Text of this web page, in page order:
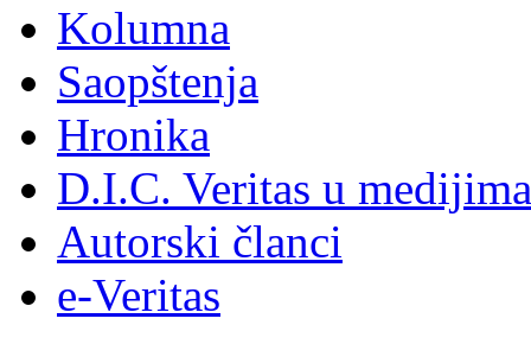
Kolumna
Saopštenja
Hronika
D.I.C. Veritas u medijima
Autorski članci
e-Veritas